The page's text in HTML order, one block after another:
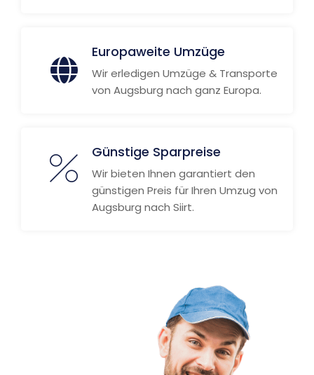
Europaweite Umzüge
Wir erledigen Umzüge & Transporte
von Augsburg nach ganz Europa.
Günstige Sparpreise
Wir bieten Ihnen garantiert den
günstigen Preis für Ihren Umzug von
Augsburg nach Siirt.